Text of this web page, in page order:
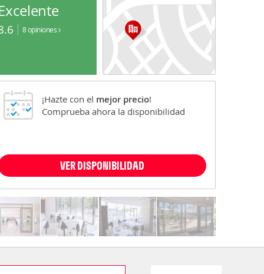
8 opiniones
¡Hazte con el mejor precio!
Comprueba ahora la disponibilidad
VER DISPONIBILIDAD